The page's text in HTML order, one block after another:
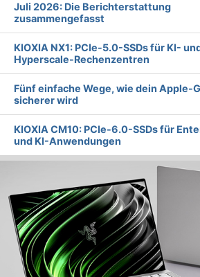
Juli 2026: Die Bericht­erstattung
zusammengefasst
KIOXIA NX1: PCIe-5.0-SSDs für KI-
Hyperscale-Rechenzentren
Fünf einfache Wege, wie dein Apple-
sicherer wird
KIOXIA CM10: PCIe-6.0-SSDs für
und KI-Anwendungen